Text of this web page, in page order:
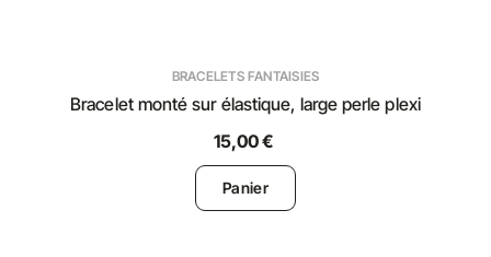
BRACELETS FANTAISIES
Bracelet monté sur élastique, large perle plexi
15,00 €
Panier